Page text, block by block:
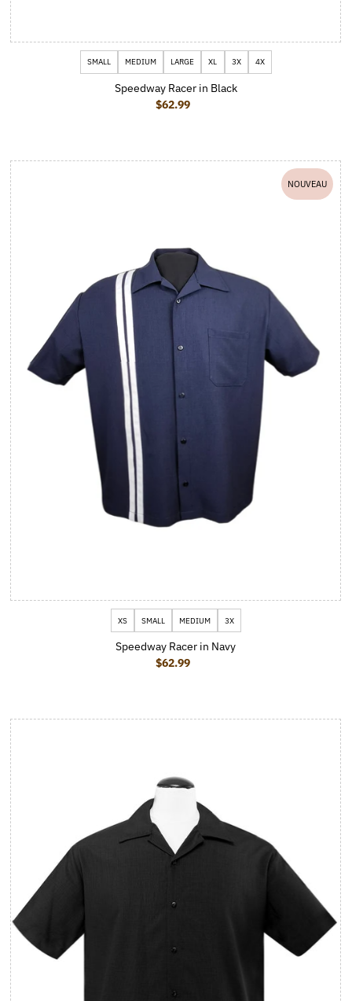
SMALL MEDIUM LARGE XL 3X 4X
Speedway Racer in Black
Prix ordinaire
$62.99
NOUVEAU
XS SMALL MEDIUM 3X
Speedway Racer in Navy
Prix ordinaire
$62.99